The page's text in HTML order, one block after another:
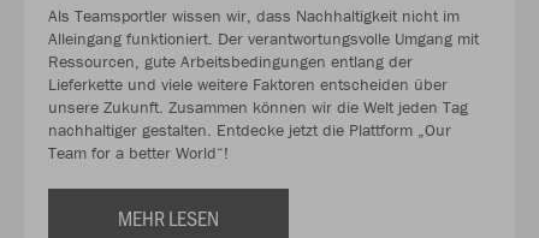
Als Teamsportler wissen wir, dass Nachhaltigkeit nicht im
Alleingang funktioniert. Der verantwortungsvolle Umgang mit
Ressourcen, gute Arbeitsbedingungen entlang der
Lieferkette und viele weitere Faktoren entscheiden über
unsere Zukunft. Zusammen können wir die Welt jeden Tag
nachhaltiger gestalten. Entdecke jetzt die Plattform „Our
Team for a better World“!
MEHR LESEN